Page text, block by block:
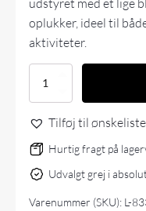
udstyret med et lige
oplukker, ideel til
aktiviteter.
Leatherman
KB
black
silver
antal
Tilføj til ønskeliste
Hurtig fragt på
Udvalgt grej i
Varenummer (SKU): L-